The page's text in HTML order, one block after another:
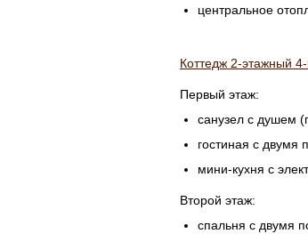
центральное
Коттедж 2-этажный
Первый этаж:
санузел с душем
гостиная с двумя
мини-кухня с
Второй этаж:
спальня с двумя